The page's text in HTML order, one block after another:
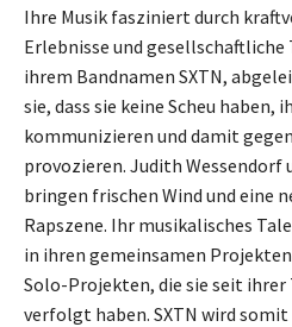
Ihre Musik fasziniert durch
Erlebnisse und
ihrem Bandnamen SXTN,
sie, dass sie keine Scheu haben,
kommunizieren und damit
provozieren. Judith Wessendorf
bringen frischen Wind und eine
Rapszene. Ihr musikalisches
in ihren gemeinsamen
Solo-Projekten, die sie seit
verfolgt haben. SXTN wird